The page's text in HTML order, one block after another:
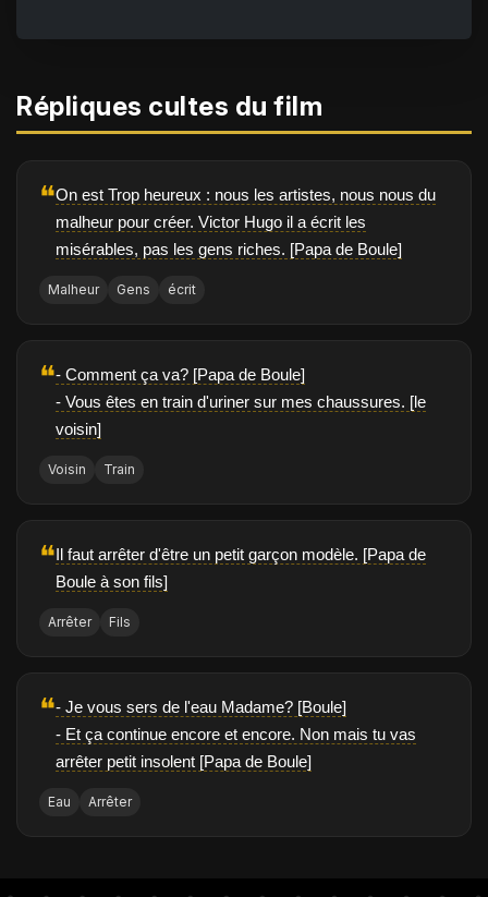
Répliques cultes du film
❝On est Trop heureux : nous les artistes, nous nous du
malheur pour créer. Victor Hugo il a écrit les
misérables, pas les gens riches. [Papa de Boule]
Malheur Gens écrit
❝- Comment ça va? [Papa de Boule]
- Vous êtes en train d'uriner sur mes chaussures. [le
voisin]
Voisin Train
❝Il faut arrêter d'être un petit garçon modèle. [Papa de
Boule à son fils]
Arrêter Fils
❝- Je vous sers de l'eau Madame? [Boule]
- Et ça continue encore et encore. Non mais tu vas
arrêter petit insolent [Papa de Boule]
Eau Arrêter